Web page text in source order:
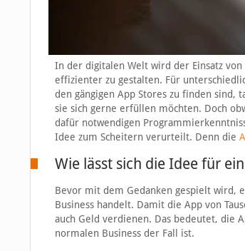
In der digitalen Welt wird der Einsatz
effizienter zu gestalten. Für
den gängigen App Stores zu finden sind,
sie sich gerne erfüllen möchten. Doch
dafür notwendigen
Idee zum Scheitern verurteilt. Denn die
Wie lässt sich die Idee für
Bevor mit dem Gedanken gespielt wird,
Business handelt. Damit die App von
auch Geld verdienen. Das bedeutet, die
normalen Business der Fall ist.